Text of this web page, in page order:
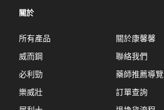
關於
所有產品
威而鋼
必利勁
樂威壯
關於康馨馨
聯絡我們
藥師推薦導覽
訂單查詢